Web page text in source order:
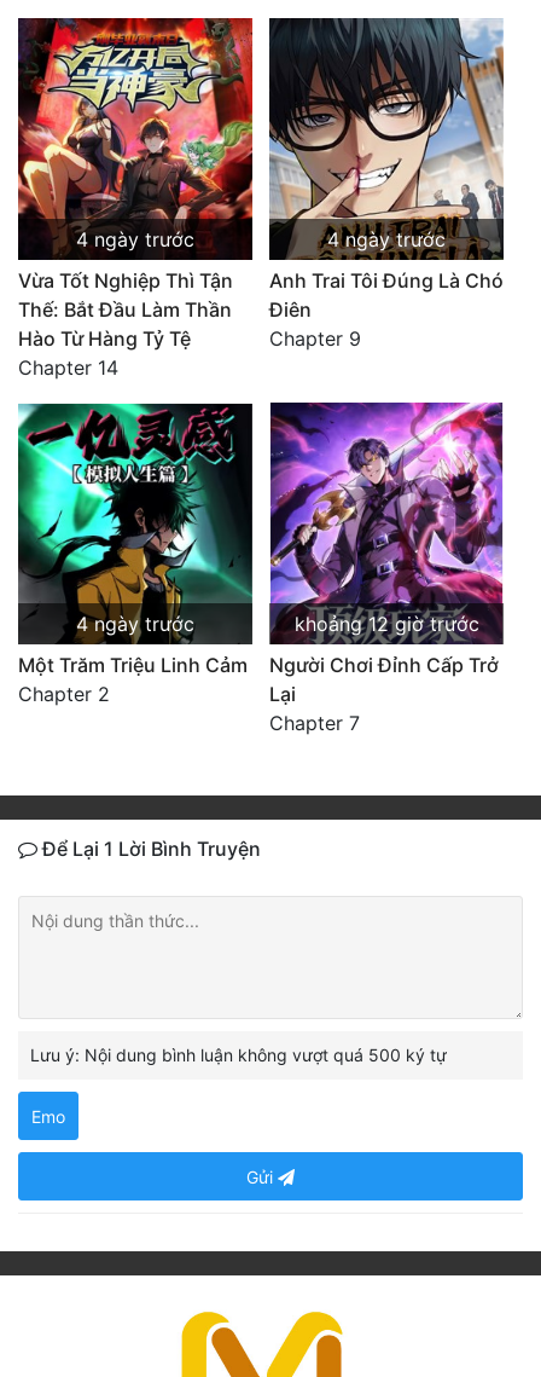
4 ngày trước
Vừa Tốt Nghiệp Thì Tận
Thế: Bắt Đầu Làm Thần
Hào Từ Hàng Tỷ Tệ
Chapter 14
4 ngày trước
Anh Trai Tôi Đúng Là Chó
Điên
Chapter 9
4 ngày trước
Một Trăm Triệu Linh Cảm
Chapter 2
khoảng 12 giờ trước
Người Chơi Đỉnh Cấp Trở
Lại
Chapter 7
Để Lại 1 Lời Bình Truyện
Lưu ý: Nội dung bình luận không vượt quá 500 ký tự
Emo
Gửi